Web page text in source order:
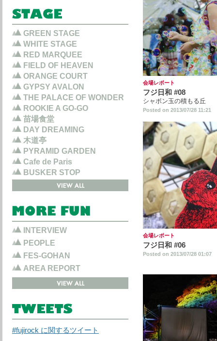
会場レポート
フジ日和 #08
シャボン玉の積もる丘
Posted on 2013/07/28 11:21
会場レポート
フジ日和 #06
Posted on 2013/07/28 01:07
GREEN STAGE
WHITE STAGE
RED MARQUEE
FIELD OF HEAVEN
ORANGE COURT
GYPSY AVALON
THE PALACE OF WONDER
ROOKIE A GO-GO
苗場食堂
DAY DREAMING
木道亭
PYRAMID GARDEN
Cafe de Paris
BUSKER STOP
INTERVIEW
PEOPLE
FES-GOHAN
AREA REPORT
#fujirock に関するツイート